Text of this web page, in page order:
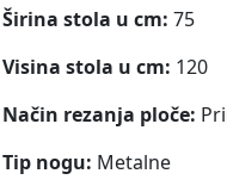
Širina stola u cm: 75
Visina stola u cm: 120
Način rezanja ploče:
Tip nogu: Metalne